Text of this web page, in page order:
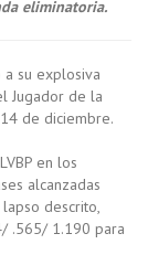
eliminatoria.
su explosiva
Jugador de la
de diciembre.
en los
alcanzadas
descrito,
.565/ 1.190 para